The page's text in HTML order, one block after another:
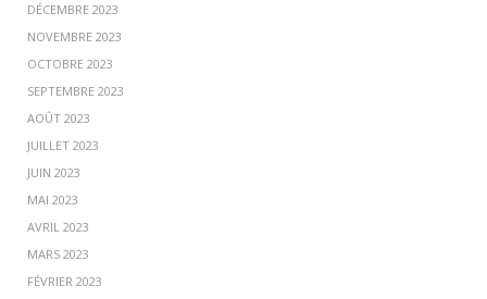
DÉCEMBRE 2023
NOVEMBRE 2023
OCTOBRE 2023
SEPTEMBRE 2023
AOÛT 2023
JUILLET 2023
JUIN 2023
MAI 2023
AVRIL 2023
MARS 2023
FÉVRIER 2023